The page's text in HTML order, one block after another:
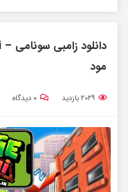
مود
۲۰۲۹بازدید ۰ دیدگاه